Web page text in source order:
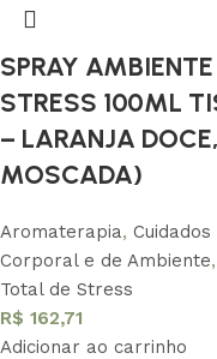
SPRAY
STRESS 100ML
– LARANJA
MOSCADA)
Aromaterapia,
Corporal e de Ambiente,
Total de Stress
R$ 162,71
Adicionar ao carrinho